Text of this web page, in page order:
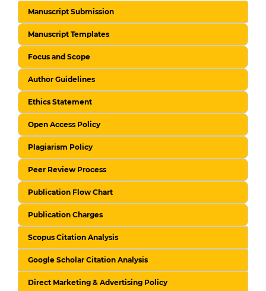
Manuscript Submission
Manuscript Templates
Focus and Scope
Author Guidelines
Ethics Statement
Open Access Policy
Plagiarism Policy
Peer Review Process
Publication Flow Chart
Publication Charges
Scopus Citation Analysis
Google Scholar Citation Analysis
Direct Marketing & Advertising Policy